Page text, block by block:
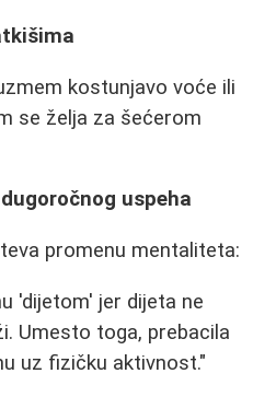
kostunjavo voće ili
se želja za šećerom
uspeha
promenu mentaliteta:
'dijetom' jer dijeta ne
Umesto toga, prebacila
uz fizičku aktivnost."